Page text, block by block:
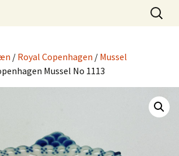
1940 til 1980
Søg
efter:
/ Royal Copenhagen / Mussel
Mussel No 1113